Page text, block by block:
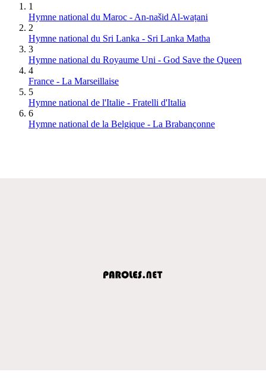
1
Hymne national du Maroc - An-našid Al-waṭani
2
Hymne national du Sri Lanka - Sri Lanka Matha
3
Hymne national du Royaume Uni - God Save the Queen
4
France - La Marseillaise
5
Hymne national de l'Italie - Fratelli d'Italia
6
Hymne national de la Belgique - La Brabançonne